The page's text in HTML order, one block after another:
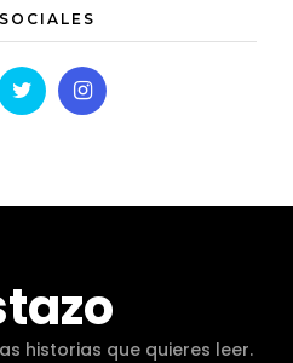
historias que quieres leer.